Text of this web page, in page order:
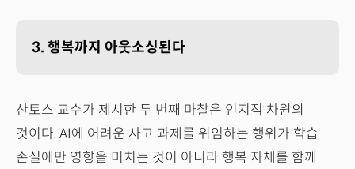
3. 행복까지 아웃소싱된다
산토스 교수가 제시한 두 번째 마찰은 인지적 차원의
것이다. AI에 어려운 사고 과제를 위임하는 행위가 학습
손실에만 영향을 미치는 것이 아니라 행복 자체를 함께